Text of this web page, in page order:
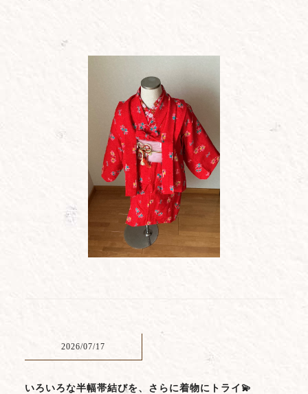
2026/07/17
いろいろな半幅帯結びを、さらに着物にトライ💫